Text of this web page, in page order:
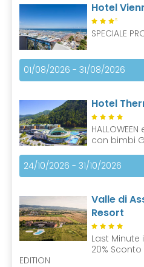
Hotel
S
SPECIALE
01/08/2026 - 31/08/2026
Hotel
con bimbi
24/10/2026 - 31/10/2026
Valle di
Resort
Last Minute
20% Sconto
EDITION